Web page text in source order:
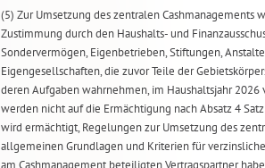
(5) Zur Umsetzung des zentralen Cashmanagements
Zustimmung durch den Haushalts- und
Sondervermögen, Eigenbetrieben, Stiftungen,
Eigengesellschaften, die zuvor Teile der
deren Aufgaben wahrnehmen, im Haushaltsjahr
werden nicht auf die Ermächtigung nach Absatz 4
wird ermächtigt, Regelungen zur Umsetzung des
allgemeinen Grundlagen und Kriterien für